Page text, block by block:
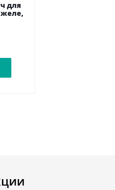
для
желе,